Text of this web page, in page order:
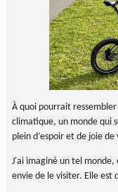
À quoi pourrait
climatique, un monde qui
plein d’espoir et de joie
J'ai imaginé un tel
envie de le visiter. Elle